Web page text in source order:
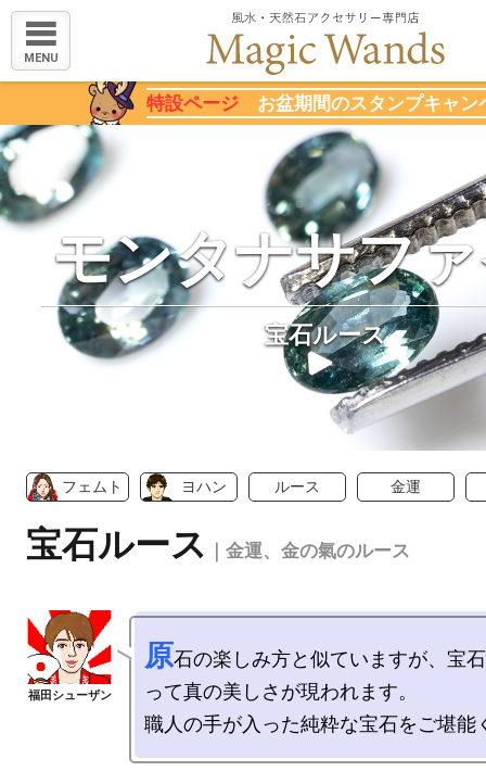
MENU
特設ページ お盆期間のスタンプキャン
モンタナサフ
宝石ルース
フェムト ヨハン ルース 金運
宝石ルース ｜金運、金の氣のルース
原石の楽しみ方と似ていますが、宝
って真の美しさが現われます。